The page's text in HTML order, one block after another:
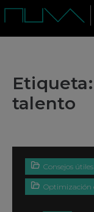
Etiqueta:
talento
Consejos
Optimización